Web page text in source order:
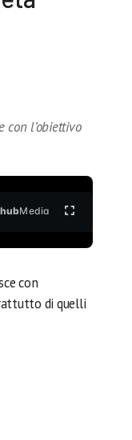
con l’obiettivo
hubMedia
con
di quelli